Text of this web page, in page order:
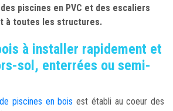
piscines en PVC et des escaliers
à toutes les structures.
à installer rapidement et
sol, enterrées ou semi-
piscines en bois est établi au coeur des